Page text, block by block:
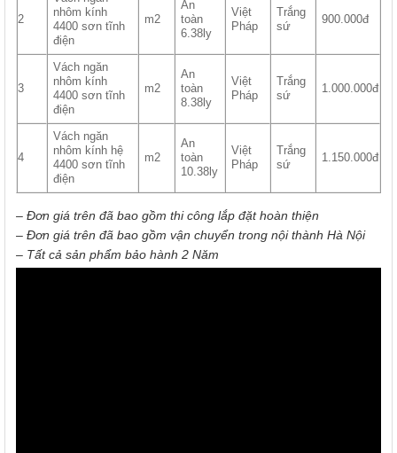
2
nhôm kính
4400 sơn tĩnh
điện
m2
An
toàn
6.38ly
Việt
Pháp
Trắng
sứ
900.000đ
3
Vách ngăn
nhôm kính
4400 sơn tĩnh
điện
m2
An
toàn
8.38ly
Việt
Pháp
Trắng
sứ
1.000.000đ
4
Vách ngăn
nhôm kính hệ
4400 sơn tĩnh
điện
m2
An
toàn
10.38ly
Việt
Pháp
Trắng
sứ
1.150.000đ
– Đơn giá trên đã bao gồm thi công lắp đặt hoàn thiện
– Đơn giá trên đã bao gồm vận chuyển trong nội thành Hà Nội
– Tất cả sản phẩm bảo hành 2 Năm